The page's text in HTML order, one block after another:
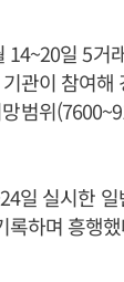
14~20일 5거
관이 참여해
범위
일 실시한
하며 흥행